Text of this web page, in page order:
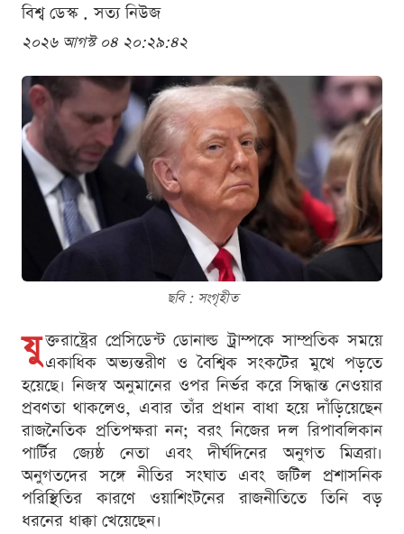
বিশ্ব ডেস্ক . সত্য নিউজ
২০২৬ আগস্ট ০৪ ২০:২৯:৪২
ছবি : সংগৃহীত
যু ক্তরাষ্ট্রের প্রেসিডেন্ট ডোনাল্ড ট্রাম্পকে সাম্প্রতিক সময়ে
একাধিক অভ্যন্তরীণ ও বৈশ্বিক সংকটের মুখে পড়তে
হয়েছে। নিজস্ব অনুমানের ওপর নির্ভর করে সিদ্ধান্ত নেওয়ার
প্রবণতা থাকলেও, এবার তাঁর প্রধান বাধা হয়ে দাঁড়িয়েছেন
রাজনৈতিক প্রতিপক্ষরা নন; বরং নিজের দল রিপাবলিকান
পার্টির জ্যেষ্ঠ নেতা এবং দীর্ঘদিনের অনুগত মিত্ররা।
অনুগতদের সঙ্গে নীতির সংঘাত এবং জটিল প্রশাসনিক
পরিস্থিতির কারণে ওয়াশিংটনের রাজনীতিতে তিনি বড়
ধরনের ধাক্কা খেয়েছেন।